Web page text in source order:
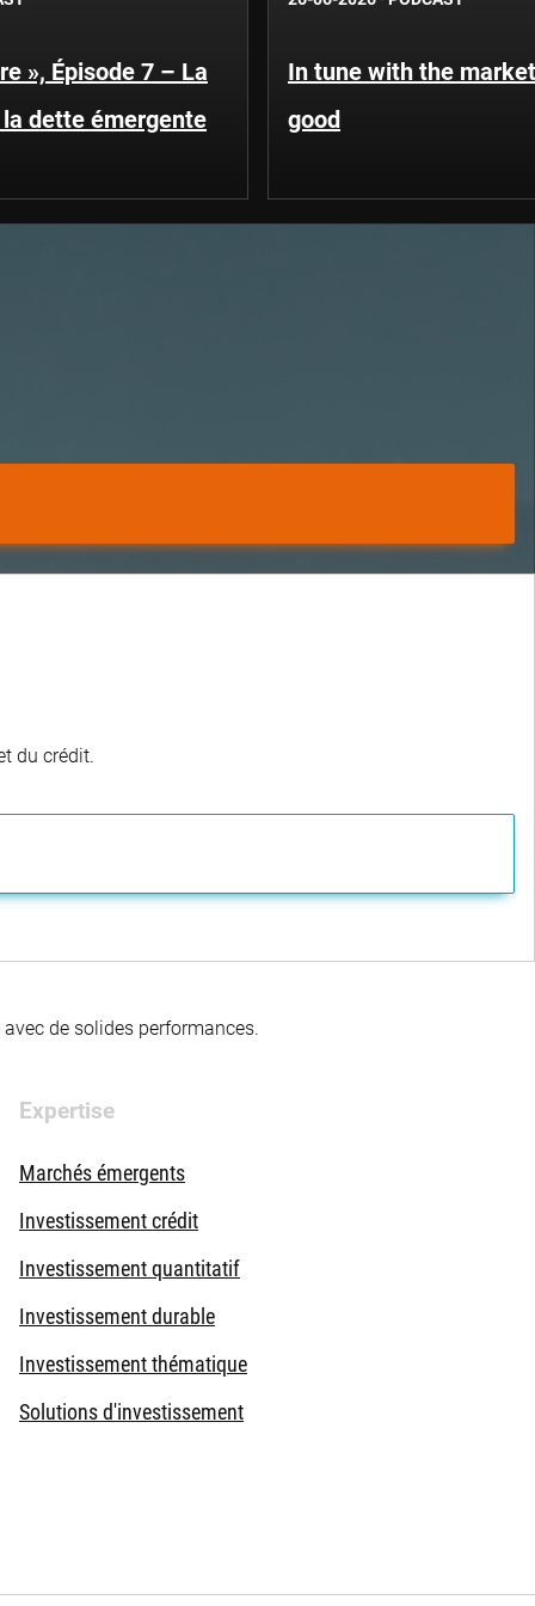
», Épisode 7 – La
dette émergente
In tune with the
good
du crédit.
de solides performances.
Expertise
Marchés émergents
Investissement crédit
Investissement quantitatif
Investissement durable
Investissement thématique
Solutions d'investissement